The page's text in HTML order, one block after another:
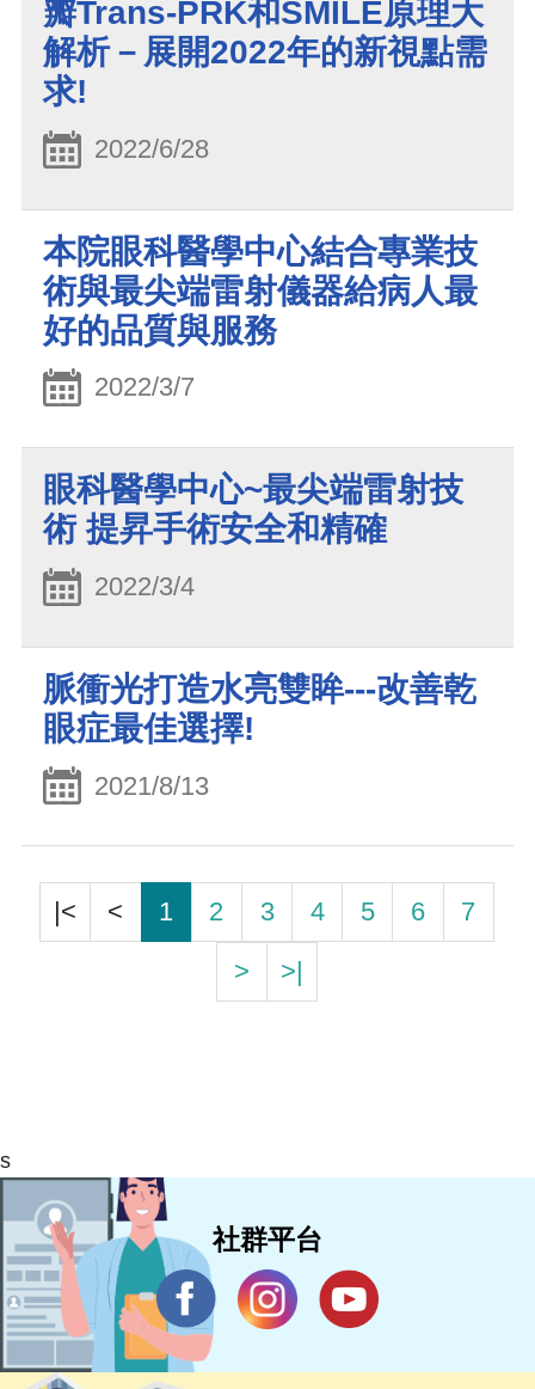
瓣Trans-PRK和SMILE原理大
解析－展開2022年的新視點需
求!
2022/6/28
本院眼科醫學中心結合專業技
術與最尖端雷射儀器給病人最
好的品質與服務
2022/3/7
眼科醫學中心~最尖端雷射技
術 提昇手術安全和精確
2022/3/4
脈衝光打造水亮雙眸---改善乾
眼症最佳選擇!
2021/8/13
|< < 1 2 3 4 5 6
7
>
>|
s
社群平台